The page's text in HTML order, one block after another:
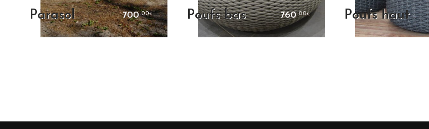
Parasol 700.00€ Poufs bas 760.00€ Poufs haut